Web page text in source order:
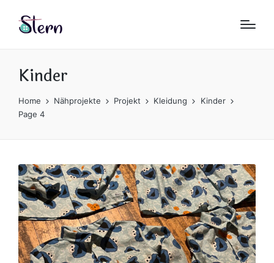
Kinder
Home Nähprojekte Projekt Kleidung
Kinder
Page 4